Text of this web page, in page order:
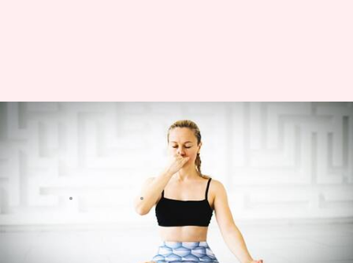
सूर्यभेदी: जानिए इस प्राणायाम के
अभ्यास का तरीका, इसके लाभ और
अन्य महत्वपूर्ण बातें
06:45 am